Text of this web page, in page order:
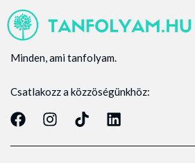
Minden, ami tanfolyam.
Csatlakozz a közzöségünkhöz: